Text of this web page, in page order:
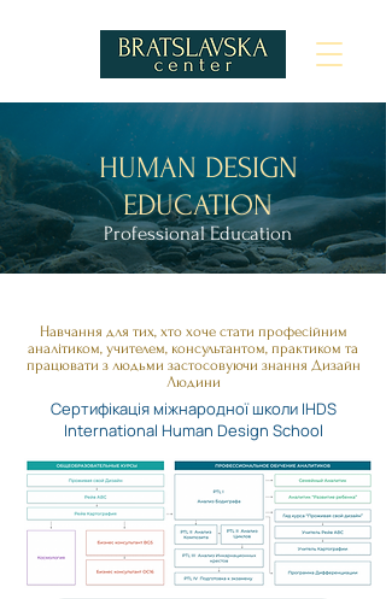
HUMAN DESIGN
EDUCATION
Professional Education
Навчання для тих, хто хоче стати професійним
аналітиком, учителем, консультантом, практиком та
працювати з людьми застосовуючи знання Дизайн
Людини
Сертифікація міжнародної школи IHDS
International Human Design School